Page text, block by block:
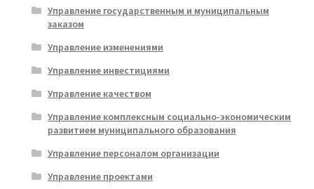
Управление государственным и муниципальным
заказом
Управление изменениями
Управление инвестициями
Управление качеством
Управление комплексным социально-экономическим
развитием муниципального образования
Управление персоналом организации
Управление проектами